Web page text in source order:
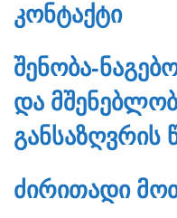
ᲙᲝᲜᲢᲐᲥᲢᲘ
ᲨᲔᲜᲝᲑᲐ-
ᲓᲐ
ᲒᲐᲜᲡᲐᲖᲦᲕᲠᲘᲡ
ᲫᲘᲠᲘᲗᲐᲓᲘ